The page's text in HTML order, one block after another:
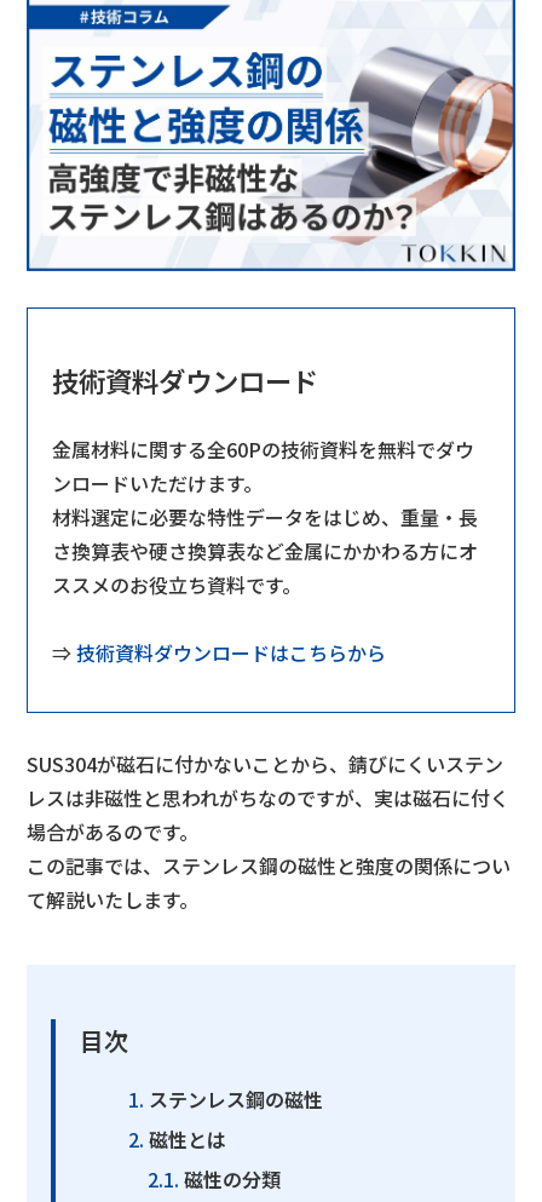
技術資料ダウンロード
金属材料に関する全60Pの技術資料を無料でダウ
ンロードいただけます。
材料選定に必要な特性データをはじめ、重量・⻑
さ換算表や硬さ換算表など金属にかかわる方にオ
ススメのお役立ち資料です。
⇒技術資料ダウンロードはこちらから
SUS304が磁石に付かないことから、錆びにくいステン
レスは非磁性と思われがちなのですが、実は磁石に付く
場合があるのです。
この記事では、ステンレス鋼の磁性と強度の関係につい
て解説いたします。
目次
ステンレス鋼の磁性
磁性とは
磁性の分類